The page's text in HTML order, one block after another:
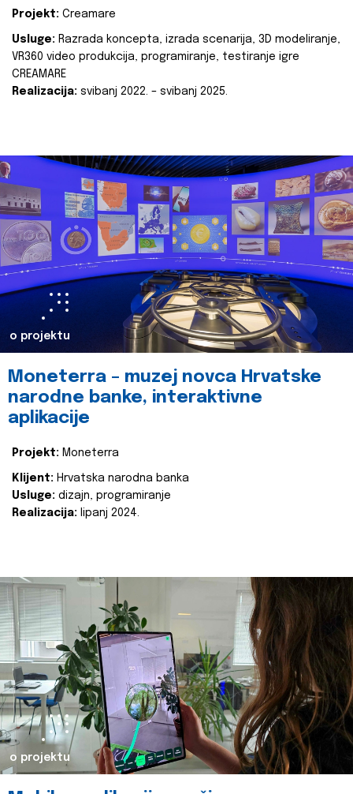
Projekt: Creamare
Usluge: Razrada koncepta, izrada scenarija, 3D modeliranje,
VR360 video produkcija, programiranje, testiranje igre
CREAMARE
Realizacija: svibanj 2022. – svibanj 2025.
o projektu
Moneterra – muzej novca Hrvatske
narodne banke, interaktivne
aplikacije
Projekt: Moneterra
Klijent: Hrvatska narodna banka
Usluge: dizajn, programiranje
Realizacija: lipanj 2024.
o projektu